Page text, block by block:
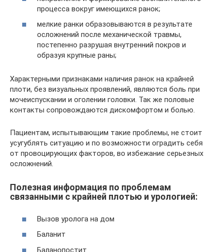
процесса вокруг имеющихся ранок;
мелкие ранки образовываются в результате
осложнений после механической травмы,
постепенно разрушая внутренний покров и
образуя крупные раны;
Характерными признаками наличия ранок на крайней
плоти, без визуальных проявлений, являются боль при
мочеиспускании и оголении головки. Так же половые
контакты сопровождаются дискомфортом и болью.
Пациентам, испытывающим такие проблемы, не стоит
усугублять ситуацию и по возможности оградить себя
от провоцирующих факторов, во избежание серьезных
осложнений.
Полезная информация по проблемам
связанными с крайней плотью и урологией:
Вызов уролога на дом
Баланит
Баланопостит